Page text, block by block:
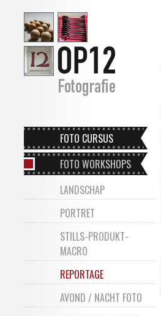
FOTO CURSUS
FOTO WORKSHOPS
LANDSCHAP
PORTRET
STILLS-PRODUKT-
MACRO
REPORTAGE
AVOND / NACHT FOTO